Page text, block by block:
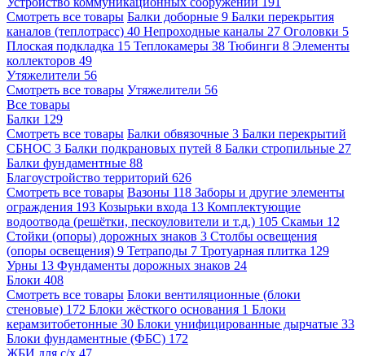
Смотреть все товары Балки доборные 9 Балки перекрытия
каналов (теплотрасс) 40 Непроходные каналы 27 Оголовки 5
Плоская подкладка 15 Теплокамеры 38 Тюбинги 8 Элементы
коллекторов 49
Утяжелители 56
Смотреть все товары Утяжелители 56
Все товары
Балки 129
Смотреть все товары Балки обвязочные 3 Балки перекрытий
СБНОС 3 Балки подкрановых путей 8 Балки стропильные 27
Балки фундаментные 88
Благоустройство территорий 626
Смотреть все товары Вазоны 118 Заборы и другие элементы
ограждения 193 Козырьки входа 13 Комплектующие
водоотвода (решётки, пескоуловители и т.д.) 105 Скамьи 12
Стойки (опоры) дорожных знаков 3 Столбы освещения
(опоры освещения) 9 Тетраподы 7 Тротуарная плитка 129
Урны 13 Фундаменты дорожных знаков 24
Блоки 408
Смотреть все товары Блоки вентиляционные (блоки
стеновые) 172 Блоки жёсткого основания 1 Блоки
керамзитобетонные 30 Блоки унифицированные дырчатые 33
Блоки фундаментные (ФБС) 172
ЖБИ для с/х 47